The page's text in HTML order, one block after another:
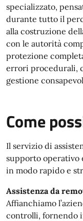
specializzato,
durante tutto il
alla costruzione
con le autorità
protezione
errori procedurali,
gestione
Come
Il servizio di
supporto
in modo rapido e
Assistenza da
Affianchiamo
controlli, fornendo